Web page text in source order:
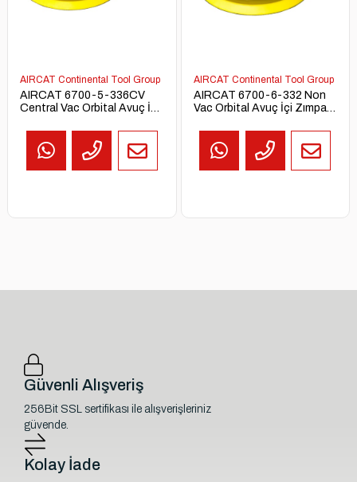
AIRCAT Continental Tool Group
AIRCAT 6700-5-336CV
Central Vac Orbital Avuç İçi
Orbit)
AIRCAT Continental Tool Group
AIRCAT 6700-6-332 Non
Vac Orbital Avuç İçi Zımpara
Güvenli Alışveriş
256Bit SSL sertifikası ile alışverişleriniz
güvende.
Kolay İade